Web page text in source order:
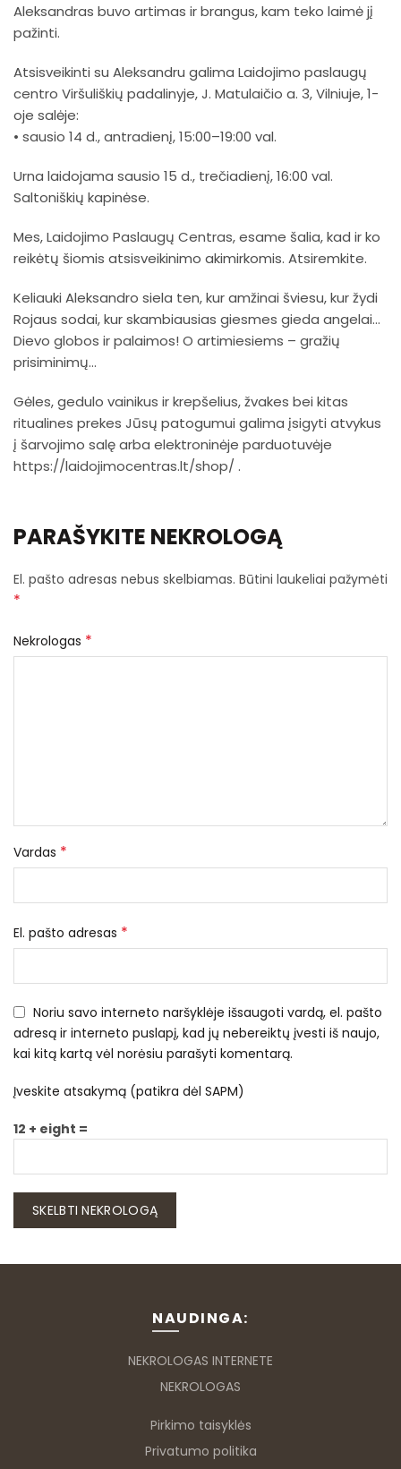
Aleksandras buvo artimas ir brangus, kam teko laimė jį
pažinti.
Atsisveikinti su Aleksandru galima Laidojimo paslaugų
centro Viršuliškių padalinyje, J. Matulaičio a. 3, Vilniuje, 1-
oje salėje:
• sausio 14 d., antradienį, 15:00–19:00 val.
Urna laidojama sausio 15 d., trečiadienį, 16:00 val.
Saltoniškių kapinėse.
Mes,Laidojimo Paslaugų Centras, esame šalia, kad ir ko
reikėtų šiomis atsisveikinimo akimirkomis. Atsiremkite.
Keliauki Aleksandro siela ten, kur amžinai šviesu, kur žydi
Rojaus sodai, kur skambiausias giesmes gieda angelai…
Dievo globos ir palaimos! O artimiesiems – gražių
prisiminimų…
Gėles, gedulo vainikus ir krepšelius, žvakes bei kitas
ritualines prekes Jūsų patogumui galima įsigyti atvykus
į šarvojimo salę arba elektroninėje parduotuvėje
https://laidojimocentras.lt/shop/ .
PARAŠYKITE NEKROLOGĄ
El. pašto adresas nebus skelbiamas. Būtini laukeliai pažymėti
*
Nekrologas *
Vardas *
El. pašto adresas *
Noriu savo interneto naršyklėje išsaugoti vardą, el. pašto
adresą ir interneto puslapį, kad jų nebereiktų įvesti iš naujo,
kai kitą kartą vėl norėsiu parašyti komentarą.
Įveskite atsakymą (patikra dėl SAPM)
12 + eight =
NAUDINGA:
NEKROLOGAS INTERNETE
NEKROLOGAS
Pirkimo taisyklės
Privatumo politika